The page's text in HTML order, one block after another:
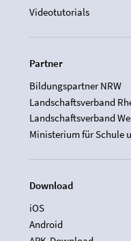
Videotutorials
Partner
Bildungspartner NRW
Landschaftsverband
Landschaftsverband
Ministerium für Schule
Download
iOS
Android